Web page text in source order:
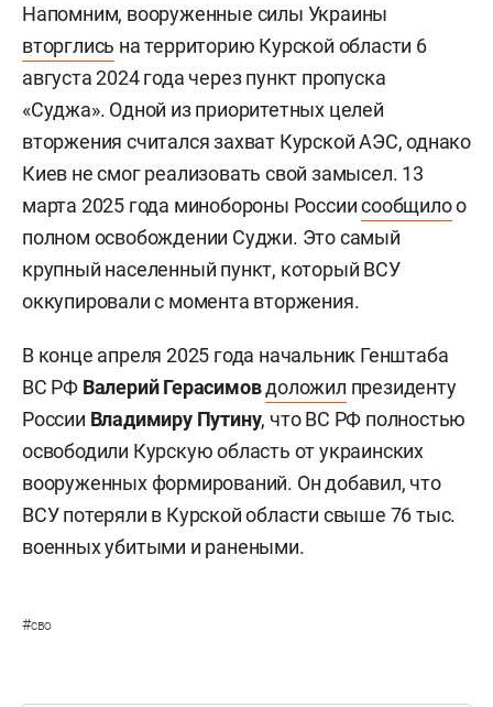
Напомним, вооруженные силы Украины
вторглись на территорию Курской области 6
августа 2024 года через пункт пропуска
«Суджа». Одной из приоритетных целей
вторжения считался захват Курской АЭС, однако
Киев не смог реализовать свой замысел. 13
марта 2025 года минобороны Россиисообщилоо
полном освобождении Суджи. Это самый
крупный населенный пункт, который ВСУ
оккупировали с момента вторжения.
В конце апреля 2025 года начальник Генштаба
ВС РФ Валерий Герасимовдоложил президенту
России Владимиру Путину, что ВС РФ полностью
освободили Курскую область от украинских
вооруженных формирований. Он добавил, что
ВСУ потеряли в Курской области свыше 76 тыс.
военных убитыми и ранеными.
#сво